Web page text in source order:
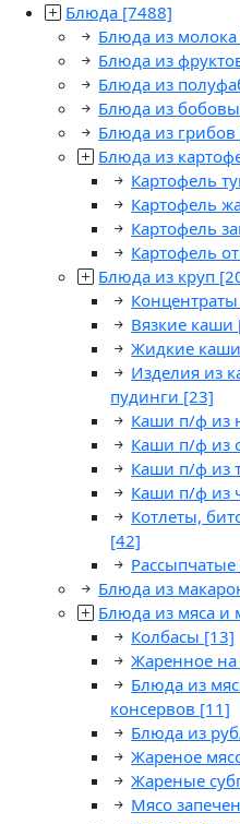
Блюда [7488]
Блюда из молока
Блюда из
Блюда из
Блюда из
Блюда из грибов
Блюда из
Картофель
Картофель
Картофель
Картофель
Блюда из круп
Концентраты
Вязкие каши
Жидкие каши
Изделия из
пудинги [23]
Каши п/ф из
Каши п/ф из
Каши п/ф из
Каши п/ф из
Котлеты,
[42]
Блюда из
Блюда из мяса и
Колбасы [13]
Жаренное на
Блюда из
консервов [11]
Блюда из
Жареное
Жареные
Мясо